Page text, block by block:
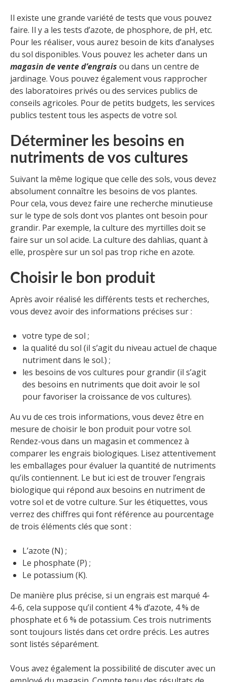
Il existe une grande variété de tests que vous pouvez
faire. Il y a les tests d’azote, de phosphore, de pH, etc.
Pour les réaliser, vous aurez besoin de kits d’analyses
du sol disponibles. Vous pouvez les acheter dans un
magasin de vente d’engrais ou dans un centre de
jardinage. Vous pouvez également vous rapprocher
des laboratoires privés ou des services publics de
conseils agricoles. Pour de petits budgets, les services
publics testent tous les aspects de votre sol.
Déterminer les besoins en
nutriments de vos cultures
Suivant la même logique que celle des sols, vous devez
absolument connaître les besoins de vos plantes.
Pour cela, vous devez faire une recherche minutieuse
sur le type de sols dont vos plantes ont besoin pour
grandir. Par exemple, la culture des myrtilles doit se
faire sur un sol acide. La culture des dahlias, quant à
elle, prospère sur un sol pas trop riche en azote.
Choisir le bon produit
Après avoir réalisé les différents tests et recherches,
vous devez avoir des informations précises sur :
votre type de sol ;
la qualité du sol (il s’agit du niveau actuel de chaque
nutriment dans le sol.) ;
les besoins de vos cultures pour grandir (il s’agit
des besoins en nutriments que doit avoir le sol
pour favoriser la croissance de vos cultures).
Au vu de ces trois informations, vous devez être en
mesure de choisir le bon produit pour votre sol.
Rendez-vous dans un magasin et commencez à
comparer les engrais biologiques. Lisez attentivement
les emballages pour évaluer la quantité de nutriments
qu’ils contiennent. Le but ici est de trouver l’engrais
biologique qui répond aux besoins en nutriment de
votre sol et de votre culture. Sur les étiquettes, vous
verrez des chiffres qui font référence au pourcentage
de trois éléments clés que sont :
L’azote (N) ;
Le phosphate (P) ;
Le potassium (K).
De manière plus précise, si un engrais est marqué 4-
4-6, cela suppose qu’il contient 4 % d’azote, 4 % de
phosphate et 6 % de potassium. Ces trois nutriments
sont toujours listés dans cet ordre précis. Les autres
sont listés séparément.
Vous avez également la possibilité de discuter avec un